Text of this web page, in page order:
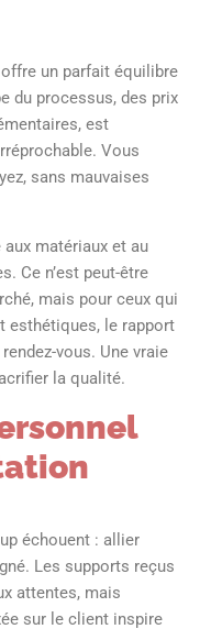
un parfait équilibre
du processus, des prix
est
Vous
sans mauvaises
matériaux et au
Ce n’est peut-être
mais pour ceux qui
esthétiques, le rapport
vous. Une vraie
la qualité.
échouent : allier
Les supports reçus
attentes, mais
sur le client inspire